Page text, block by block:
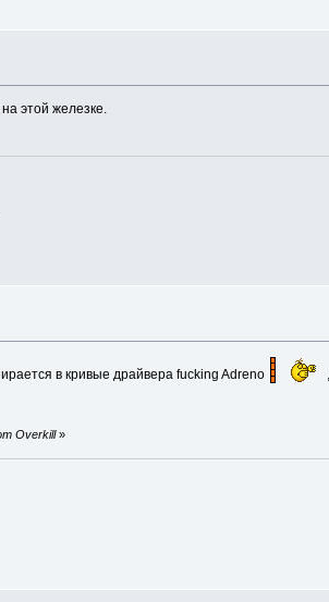
этой железке.
в кривые драйвера fucking Adreno
Overkill»